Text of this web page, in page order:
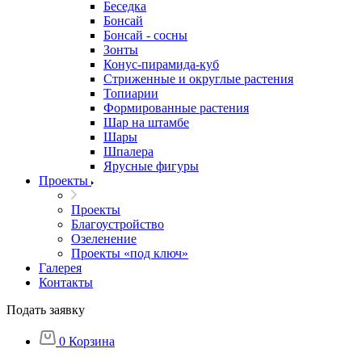
Беседка
Бонсай
Бонсай - сосны
Зонты
Конус-пирамида-куб
Стриженные и округлые растения
Топиарии
Формированные растения
Шар на штамбе
Шары
Шпалера
Ярусные фигуры
Проекты
Проекты
Благоустройство
Озеленение
Проекты «под ключ»
Галерея
Контакты
Подать заявку
0 Корзина